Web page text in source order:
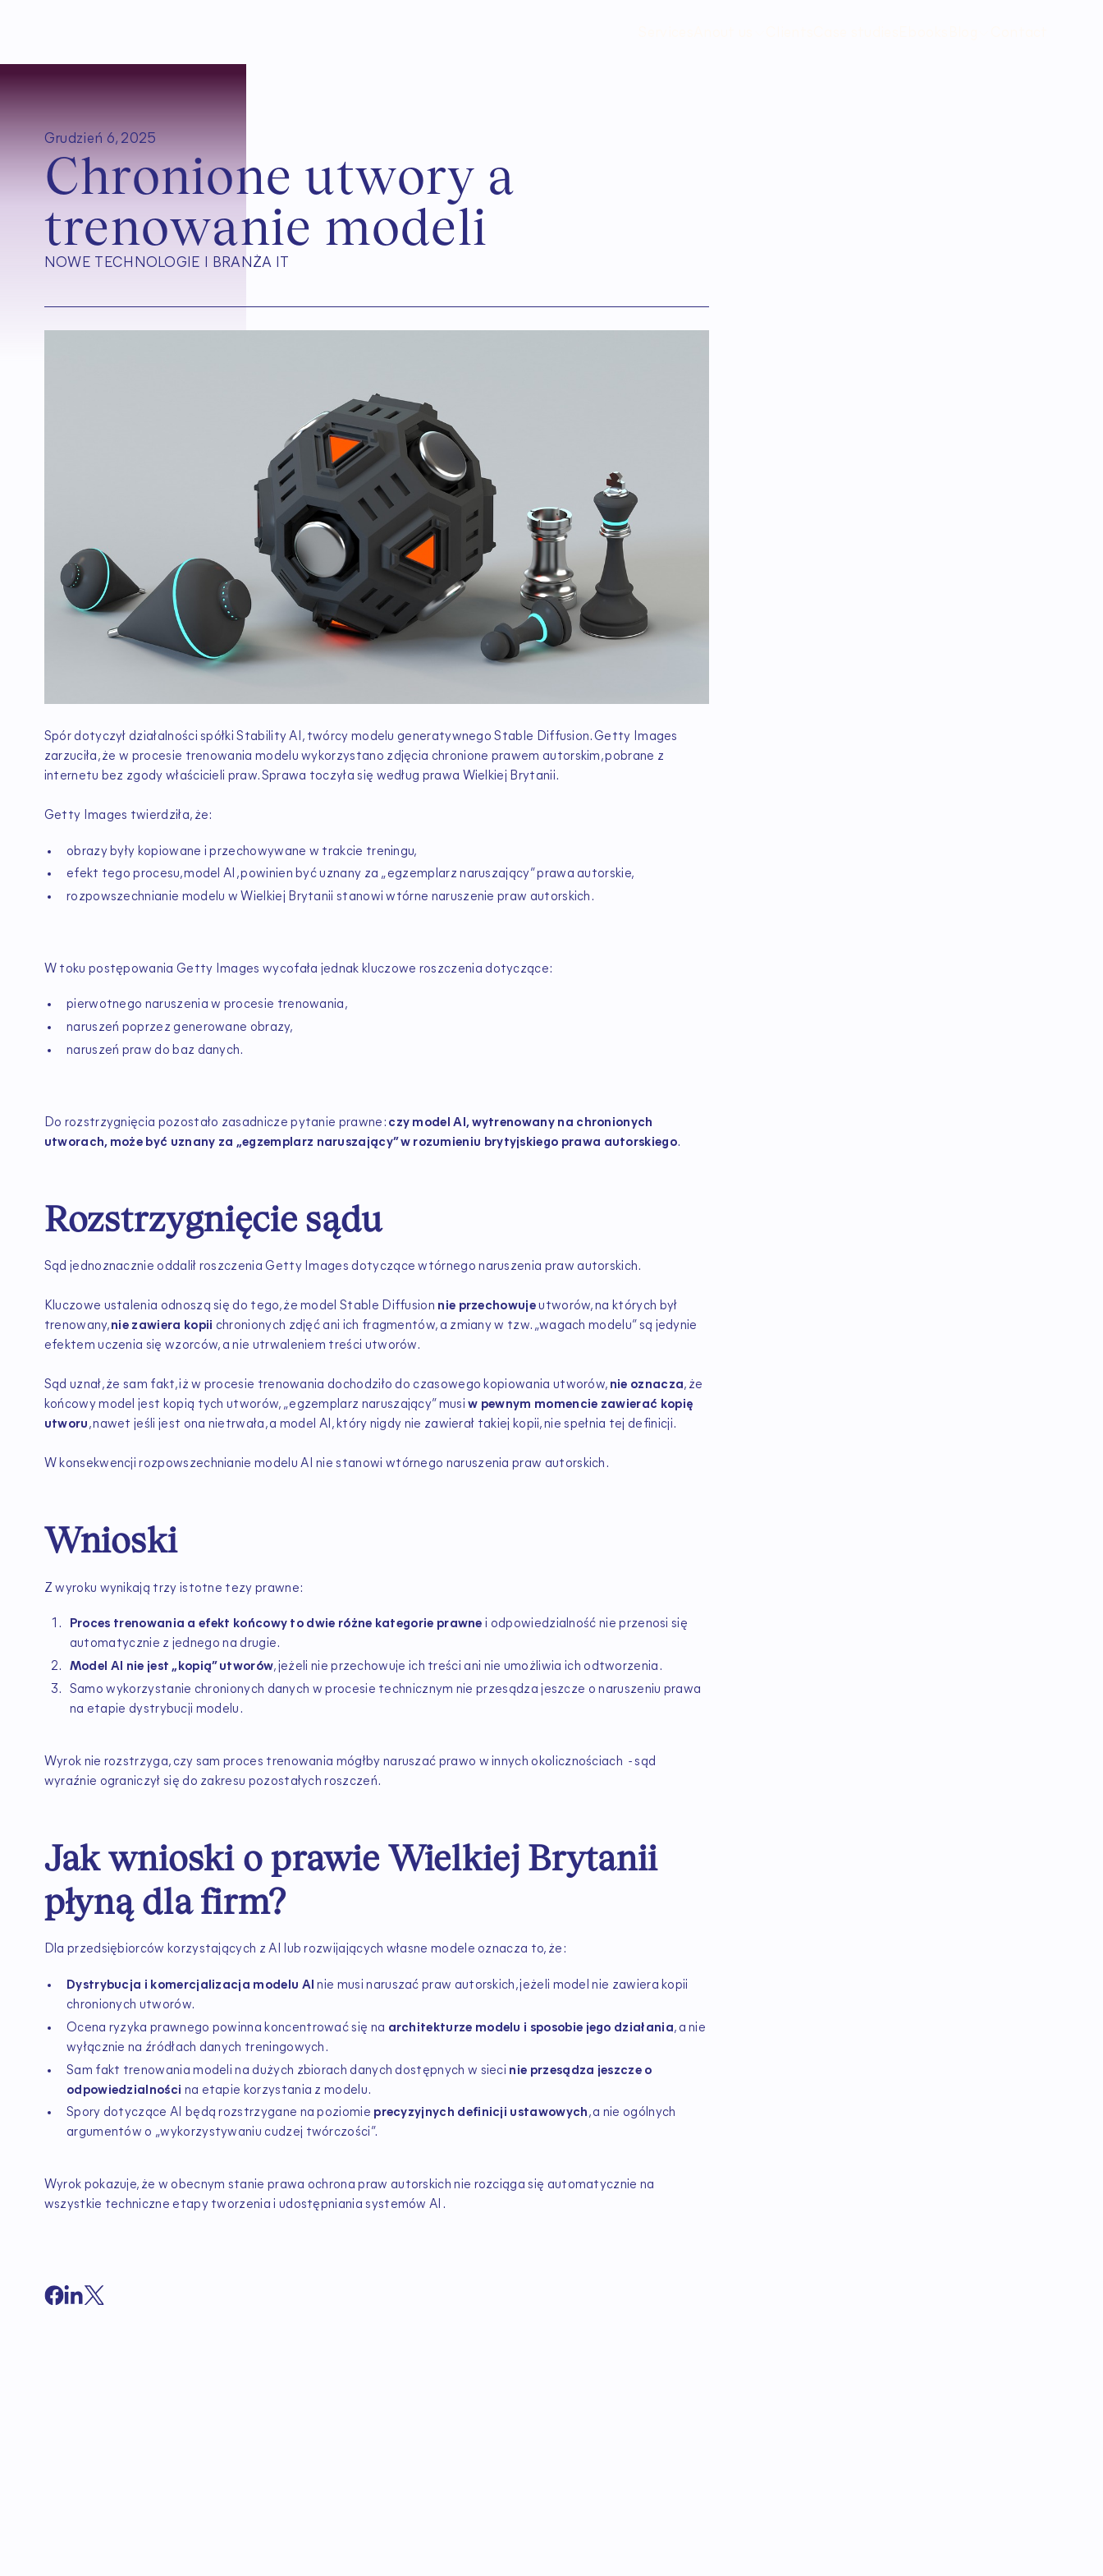
Grudzień 6, 2025
Chronione utwory a
trenowanie modeli
NOWE TECHNOLOGIE I BRANŻA IT
Spór dotyczył działalności spółki Stability AI, twórcy modelu generatywnego Stable Diffusion. Getty Images
zarzuciła, że w procesie trenowania modelu wykorzystano zdjęcia chronione prawem autorskim, pobrane z
internetu bez zgody właścicieli praw. Sprawa toczyła się według prawa Wielkiej Brytanii.
Getty Images twierdziła, że:
obrazy były kopiowane i przechowywane w trakcie treningu,
efekt tego procesu, model AI, powinien być uznany za „egzemplarz naruszający” prawa autorskie,
rozpowszechnianie modelu w Wielkiej Brytanii stanowi wtórne naruszenie praw autorskich.
W toku postępowania Getty Images wycofała jednak kluczowe roszczenia dotyczące:
pierwotnego naruszenia w procesie trenowania,
naruszeń poprzez generowane obrazy,
naruszeń praw do baz danych.
Do rozstrzygnięcia pozostało zasadnicze pytanie prawne: czy model AI, wytrenowany na chronionych
utworach, może być uznany za „egzemplarz naruszający” w rozumieniu brytyjskiego prawa autorskiego.
Rozstrzygnięcie sądu
Sąd jednoznacznie oddalił roszczenia Getty Images dotyczące wtórnego naruszenia praw autorskich.
Kluczowe ustalenia odnoszą się do tego, że model Stable Diffusion nie przechowujeutworów, na których był
trenowany,nie zawiera kopii chronionych zdjęć ani ich fragmentów, a zmiany w tzw. „wagach modelu” są jedynie
efektem uczenia się wzorców, a nie utrwaleniem treści utworów.
Sąd uznał, że sam fakt, iż w procesie trenowania dochodziło do czasowego kopiowania utworów, nie oznacza, że
końcowy model jest kopią tych utworów, „egzemplarz naruszający” musiw pewnym momencie zawierać kopię
utworu, nawet jeśli jest ona nietrwała, a model AI, który nigdy nie zawierał takiej kopii, nie spełnia tej definicji.
W konsekwencji rozpowszechnianie modelu AI nie stanowi wtórnego naruszenia praw autorskich.
Wnioski
Z wyroku wynikają trzy istotne tezy prawne:
Proces trenowania a efekt końcowy to dwie różne kategorie prawne i odpowiedzialność nie przenosi się
automatycznie z jednego na drugie.
Model AI nie jest „kopią” utworów, jeżeli nie przechowuje ich treści ani nie umożliwia ich odtworzenia.
Samo wykorzystanie chronionych danych w procesie technicznym nie przesądza jeszcze o naruszeniu prawa
na etapie dystrybucji modelu.
Wyrok nie rozstrzyga, czy sam proces trenowania mógłby naruszać prawo w innych okolicznościach - sąd
wyraźnie ograniczył się do zakresu pozostałych roszczeń.
Jak wnioski o prawie Wielkiej Brytanii
płyną dla firm?
Dla przedsiębiorców korzystających z AI lub rozwijających własne modele oznacza to, że:
Dystrybucja i komercjalizacja modelu AI nie musi naruszać praw autorskich, jeżeli model nie zawiera kopii
chronionych utworów.
Ocena ryzyka prawnego powinna koncentrować się na architekturze modelu i sposobie jego działania, a nie
wyłącznie na źródłach danych treningowych.
Sam fakt trenowania modeli na dużych zbiorach danych dostępnych w sieci nie przesądza jeszcze o
odpowiedzialności na etapie korzystania z modelu.
Spory dotyczące AI będą rozstrzygane na poziomie precyzyjnych definicji ustawowych, a nie ogólnych
argumentów o „wykorzystywaniu cudzej twórczości”.
Wyrok pokazuje, że w obecnym stanie prawa ochrona praw autorskich nie rozciąga się automatycznie na
wszystkie techniczne etapy tworzenia i udostępniania systemów AI.